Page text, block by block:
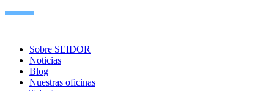
Sobre SEIDOR
Noticias
Blog
Nuestras oficinas